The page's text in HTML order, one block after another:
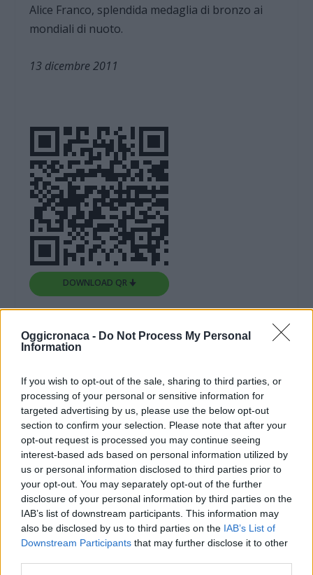
Oggicronaca - Do Not Process My Personal
Information
If you wish to opt-out of the sale, sharing to third parties, or
processing of your personal or sensitive information for
targeted advertising by us, please use the below opt-out
section to confirm your selection. Please note that after your
opt-out request is processed you may continue seeing
interest-based ads based on personal information utilized by
us or personal information disclosed to third parties prior to
your opt-out. You may separately opt-out of the further
disclosure of your personal information by third parties on the
IAB’s list of downstream participants. This information may
also be disclosed by us to third parties on the IAB’s List of
Downstream Participants that may further disclose it to other
Alice Franco, splendida medaglia di bronzo ai
mondiali di nuoto.
13 dicembre 2011
DOWNLOAD QR 🠋
WhatsApp
Correlati
A Quargnento
concluso Riso & Rose
col palio dell’oca
Sabato a Fubine il galà
internazionale di
danza